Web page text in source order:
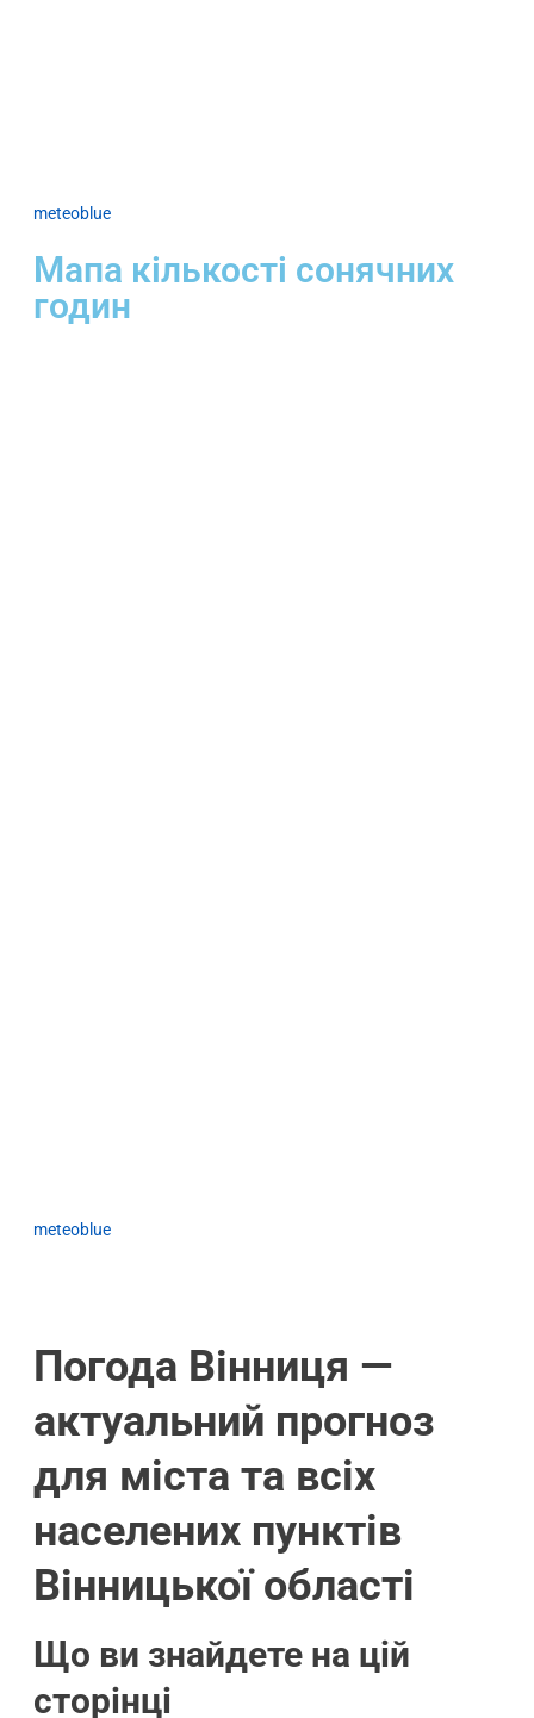
meteoblue
Мапа кількості сонячних
годин
meteoblue
Погода Вінниця —
актуальний прогноз
для міста та всіх
населених пунктів
Вінницької області
Що ви знайдете на цій
сторінці